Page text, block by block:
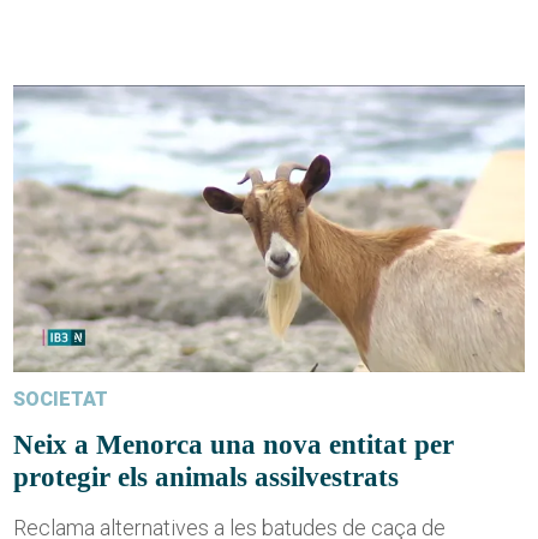
SOCIETAT
Neix a Menorca una nova entitat per
protegir els animals assilvestrats
Reclama alternatives a les batudes de caça de